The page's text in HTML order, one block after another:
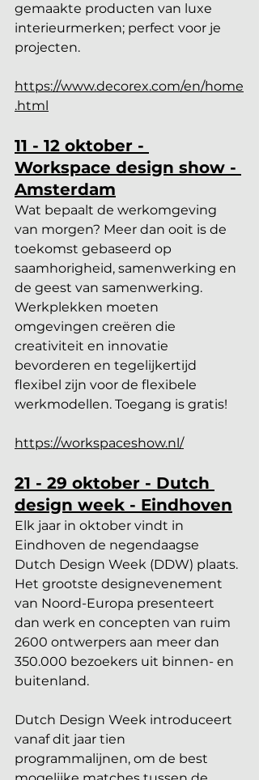
gemaakte producten van luxe
interieurmerken; perfect voor je
projecten.
https://www.decorex.com/en/home
.html
11 - 12 oktober -
Workspace design show -
Amsterdam
Wat bepaalt de werkomgeving
van morgen? Meer dan ooit is de
toekomst gebaseerd op
saamhorigheid, samenwerking en
de geest van samenwerking.
Werkplekken moeten
omgevingen creëren die
creativiteit en innovatie
bevorderen en tegelijkertijd
flexibel zijn voor de flexibele
werkmodellen. Toegang is gratis!
https://workspaceshow.nl/
21 - 29 oktober - Dutch
design week - Eindhoven
Elk jaar in oktober vindt in
Eindhoven de negendaagse
Dutch Design Week (DDW) plaats.
Het grootste designevenement
van Noord-Europa presenteert
dan werk en concepten van ruim
2600 ontwerpers aan meer dan
350.000 bezoekers uit binnen- en
buitenland.
Dutch Design Week introduceert
vanaf dit jaar tien
programmalijnen, om de best